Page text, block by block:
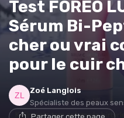
Test FOREO
Sérum Bi-
cher ou vrai
pour le cuir
Zoé Langlois
Spécialiste des peaux